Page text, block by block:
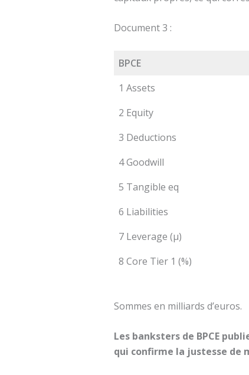
Document 3 :
BPCE
1 Assets
2 Equity
3 Deductions
4 Goodwill
5 Tangible eq
6 Liabilities
7 Leverage (µ)
8 Core Tier 1 (%)
Sommes en milliards d’euros.
Les banksters de BPCE
qui confirme la justesse de